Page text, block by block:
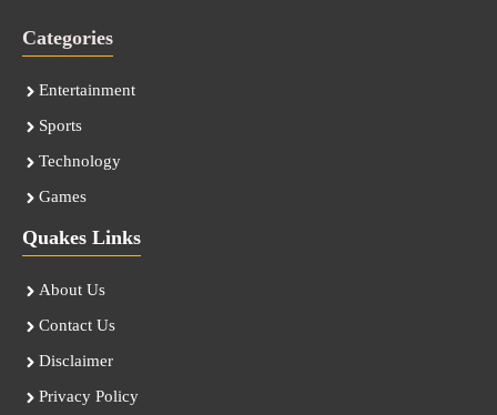
Categories
Entertainment
Sports
Technology
Games
Quakes Links
About Us
Contact Us
Disclaimer
Privacy Policy